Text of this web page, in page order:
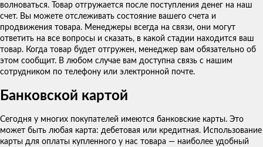
волноваться. Товар отгружается после поступления денег на наш
счет. Вы можете отслеживать состояние вашего счета и
продвижения товара. Менеджеры всегда на связи, они могут
ответить на все вопросы и сказать, в какой стадии находится ваш
товар. Когда товар будет отгружен, менеджер вам обязательно об
этом сообщит. В любом случае вам доступна связь с нашим
сотрудником по телефону или электронной почте.
Банковской картой
Сегодня у многих покупателей имеются банковские карты. Это
может быть любая карта: дебетовая или кредитная. Использование
карты для оплаты купленного у нас товара — наиболее удобный